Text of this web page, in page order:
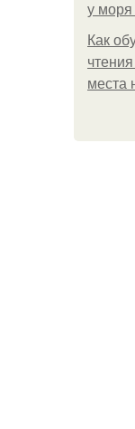
у моря
Как
места